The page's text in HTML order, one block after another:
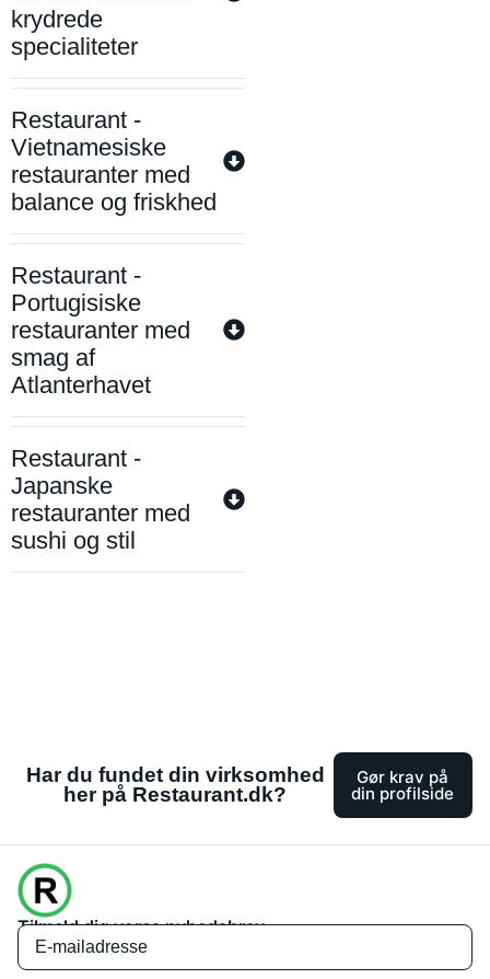
krydrede
specialiteter
Restaurant -
Vietnamesiske
restauranter med
balance og friskhed
Restaurant -
Portugisiske
restauranter med
smag af
Atlanterhavet
Restaurant -
Japanske
restauranter med
sushi og stil
Har du fundet din virksomhed
her på Restaurant.dk?
Gør krav på
din profilside
Tilmeld dig vores nyhedsbrev